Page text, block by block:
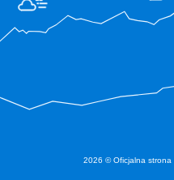
2026 © Oficjalna strona